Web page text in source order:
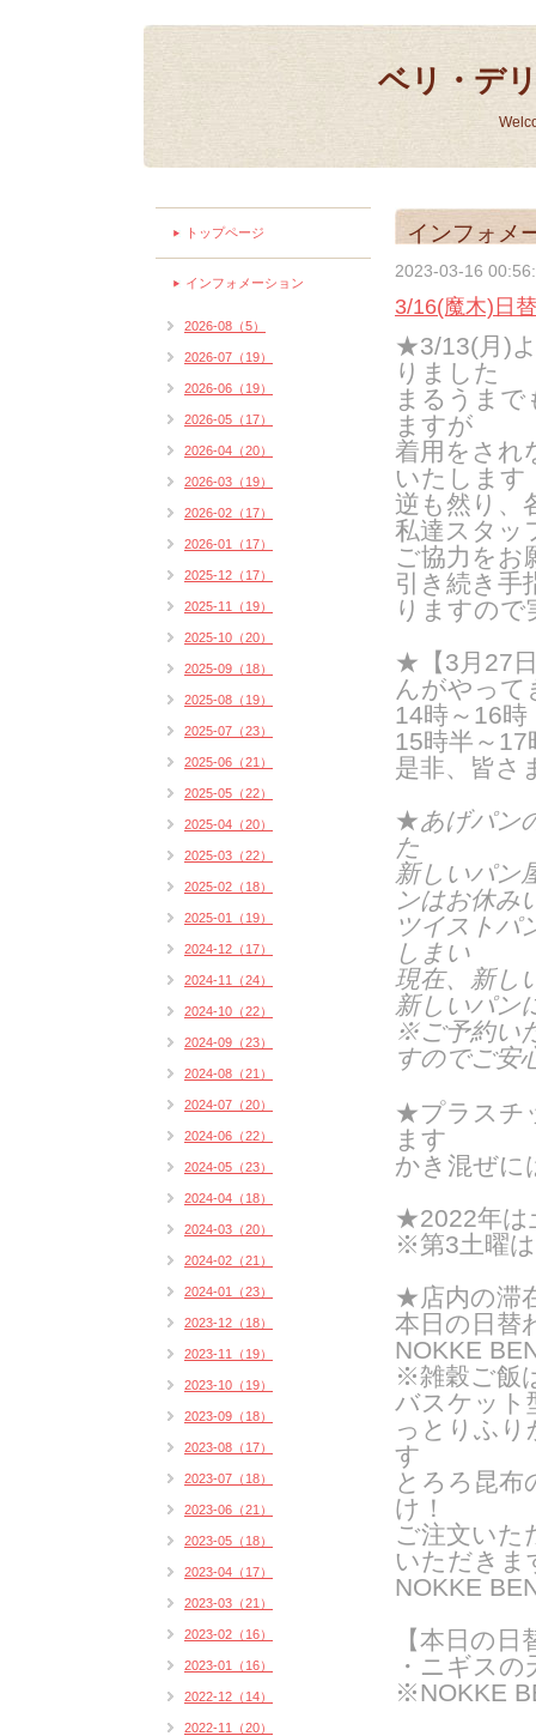
ベリ・デ
インフォメ
2023-03-16
3/16(魔木)日
★3/13(月)
りました
まるうまで
ますが
着用をされ
いたします
逆も然り、
私達スタッ
ご協力をお
引き続き手
りますの
★ 【3月27
んがやって
14時～16
15時半～
是非、皆さ
★あげパン
た
新しいパン
ンはお休み
ツイストパ
しまい
現在、新し
新しいパン
※ご予約い
すのでご安
★プラスチ
ます
かき混ぜに
★2022年は
※第3土曜
★店内の滞
本日の日替
NOKKE
※雑穀ご飯
バスケット
っとりふり
す
とろろ昆布
け！
ご注文いた
いただきま
NOKKE
【本日の
・ニギスの
※NOKKE
トップページ
インフォメーション
2026-08（5）
2026-07（19）
2026-06（19）
2026-05（17）
2026-04（20）
2026-03（19）
2026-02（17）
2026-01（17）
2025-12（17）
2025-11（19）
2025-10（20）
2025-09（18）
2025-08（19）
2025-07（23）
2025-06（21）
2025-05（22）
2025-04（20）
2025-03（22）
2025-02（18）
2025-01（19）
2024-12（17）
2024-11（24）
2024-10（22）
2024-09（23）
2024-08（21）
2024-07（20）
2024-06（22）
2024-05（23）
2024-04（18）
2024-03（20）
2024-02（21）
2024-01（23）
2023-12（18）
2023-11（19）
2023-10（19）
2023-09（18）
2023-08（17）
2023-07（18）
2023-06（21）
2023-05（18）
2023-04（17）
2023-03（21）
2023-02（16）
2023-01（16）
2022-12（14）
2022-11（20）